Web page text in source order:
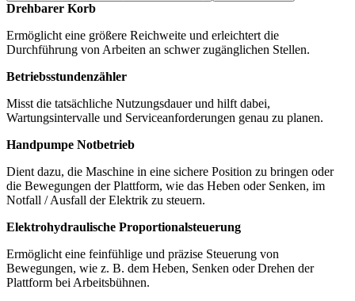
Drehbarer Korb
Ermöglicht eine größere Reichweite und erleichtert die
Durchführung von Arbeiten an schwer zugänglichen Stellen.
Betriebsstundenzähler
Misst die tatsächliche Nutzungsdauer und hilft dabei,
Wartungsintervalle und Serviceanforderungen genau zu planen.
Handpumpe Notbetrieb
Dient dazu, die Maschine in eine sichere Position zu bringen oder
die Bewegungen der Plattform, wie das Heben oder Senken, im
Notfall / Ausfall der Elektrik zu steuern.
Elektrohydraulische Proportionalsteuerung
Ermöglicht eine feinfühlige und präzise Steuerung von
Bewegungen, wie z. B. dem Heben, Senken oder Drehen der
Plattform bei Arbeitsbühnen.